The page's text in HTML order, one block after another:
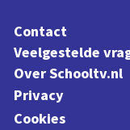
Contact
Veelgestelde
Over Schooltv.nl
Privacy
Cookies